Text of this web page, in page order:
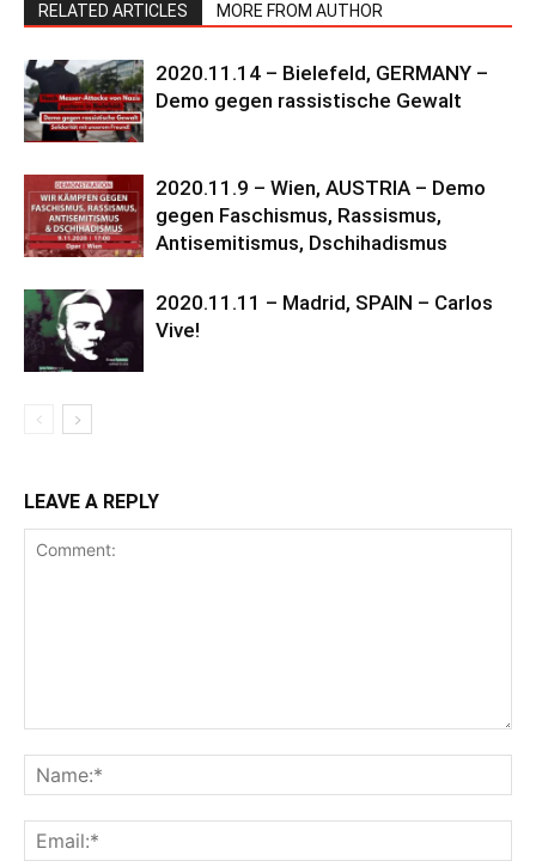
RELATED ARTICLES MORE FROM AUTHOR
2020.11.14 – Bielefeld, GERMANY –
Demo gegen rassistische Gewalt
2020.11.9 – Wien, AUSTRIA – Demo
gegen Faschismus, Rassismus,
Antisemitismus, Dschihadismus
2020.11.11 – Madrid, SPAIN – Carlos
Vive!
LEAVE A REPLY